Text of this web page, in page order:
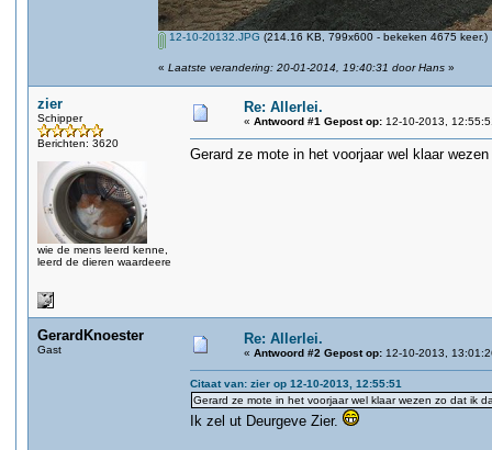
12-10-20132.JPG (214.16 KB, 799x600 - bekeken 4675 keer.)
« Laatste verandering: 20-01-2014, 19:40:31 door Hans »
zier
Schipper
Berichten: 3620
wie de mens leerd kenne,
leerd de dieren waardeere
Re: Allerlei.
« Antwoord #1 Gepost op: 12-10-2013,
Gerard ze mote in het voorjaar wel klaar
GerardKnoester
Gast
Re: Allerlei.
« Antwoord #2 Gepost op: 12-10-2013,
Citaat van: zier op 12-10-2013, 12:55:51
Gerard ze mote in het voorjaar wel klaar wezen zo dat ik
Ik zel ut Deurgeve Zier.